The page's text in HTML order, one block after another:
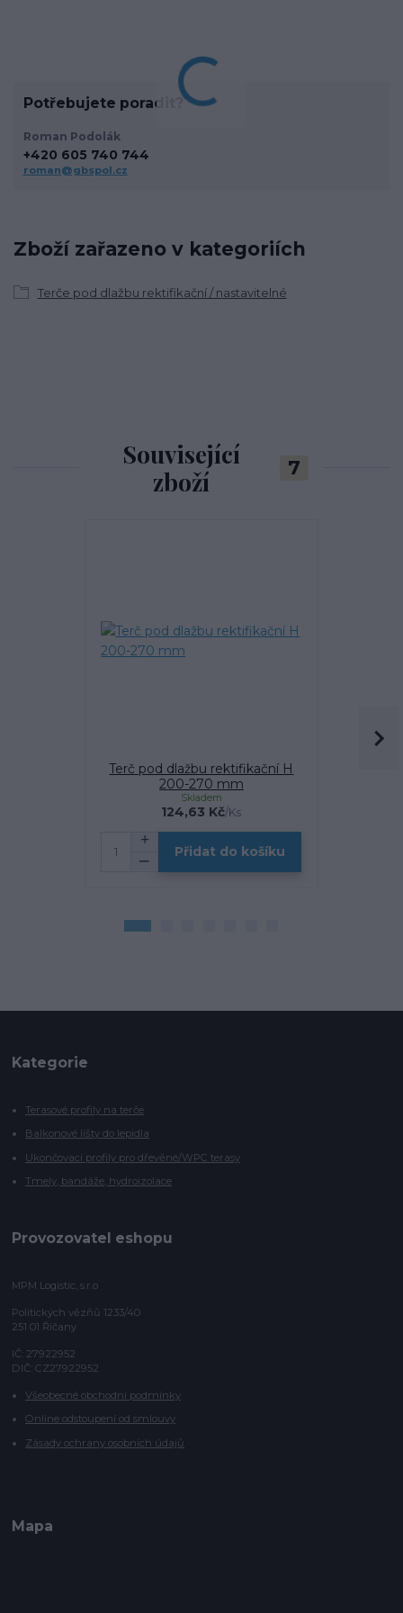
Zboží zařazeno v kategoriích
Terče pod dlažbu rektifikační / nastavitelné
Potřebujete poradit?
Roman Podolák
+420 605 740 744
roman@gbspol.cz
Související
zboží
7
Terč pod dlažbu rektifikační H
200-270 mm
124,63 Kč/Ks
Skladem
Přidat do košíku
Kategorie
Terasové profily na terče
Balkonové lišty do lepidla
Ukončovací profily pro dřevěné/WPC terasy
Tmely, bandáže, hydroizolace
Provozovatel eshopu
MPM Logistic, s.r.o
Politických vězňů 1233/40
251 01 Říčany
IČ: 27922952
DIČ: CZ27922952
Všeobecné obchodní podmínky
Online odstoupení od smlouvy
Zásady ochrany osobních údajů
Mapa